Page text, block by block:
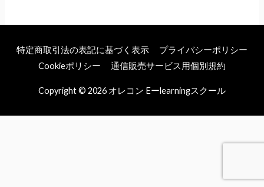
特定商取引法の表記に基づく表示
プライバシーポリシー
Cookieポリシー
通信販売サービス用個別規約
Copyright © 2026 オレコン Eーlearningスクール